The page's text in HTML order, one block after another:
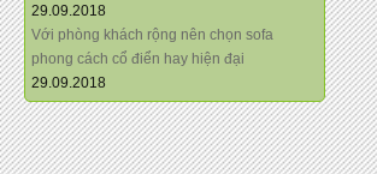
29.09.2018
Với phòng khách rộng nên chọn sofa
phong cách cổ điển hay hiện đại
29.09.2018